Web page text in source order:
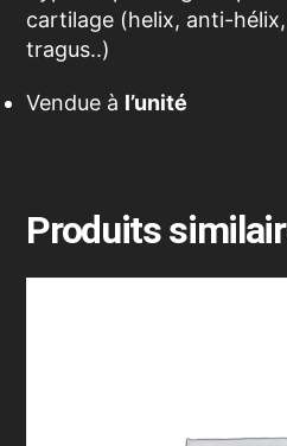
cartilage (helix, anti-
tragus..)
Vendue à l’unité
Produits